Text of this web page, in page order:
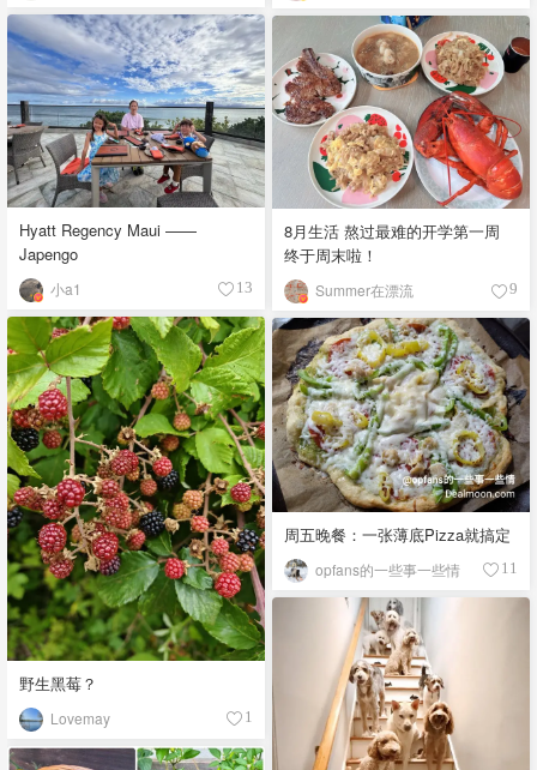
Hyatt Regency Maui ——
Japengo
小a1 13
8月生活 熬过最难的开学第一周
终于周末啦！
Summer在漂流 9
野生黑莓？
Lovemay 1
周五晚餐：一张薄底Pizza就搞定
opfans的一些事一些情 11